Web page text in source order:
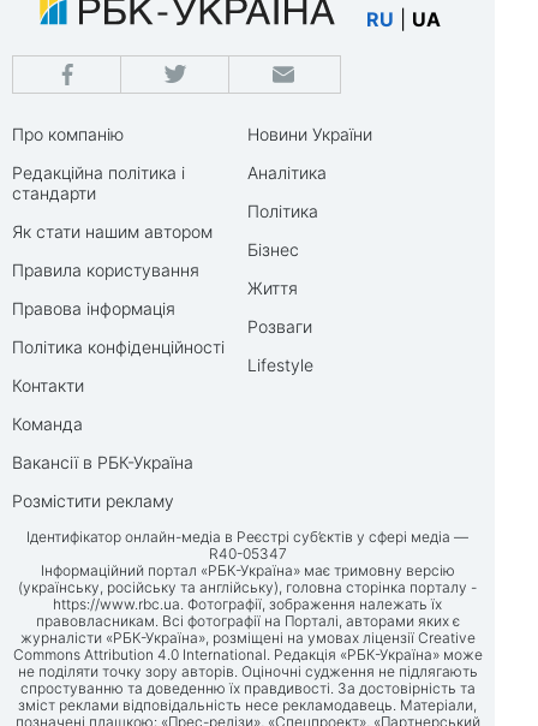
RU UA
Про компанію
Редакційна політика і
стандарти
Як стати нашим автором
Правила користування
Правова інформація
Політика конфіденційності
Контакти
Команда
Вакансії в РБК-Україна
Розмістити рекламу
Новини України
Аналітика
Політика
Бізнес
Життя
Розваги
Lifestyle
Ідентифікатор онлайн-медіа в Реєстрі суб’єктів у сфері медіа —
R40-05347
Інформаційний портал «РБК-Україна» має тримовну версію
(українську, російську та англійську), головна сторінка порталу -
https://www.rbc.ua. Фотографії, зображення належать їх
правовласникам. Всі фотографії на Порталі, авторами яких є
журналісти «РБК-Україна», розміщені на умовах ліцензії Creative
Commons Attribution 4.0 International. Редакція «РБК-Україна» може
не поділяти точку зору авторів. Оціночні судження не підлягають
спростуванню та доведенню їх правдивості. За достовірність та
зміст реклами відповідальність несе рекламодавець. Матеріали,
позначені плашкою: «Прес-релізи», «Спецпроект», «Партнерський